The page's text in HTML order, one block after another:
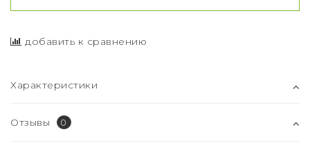
добавить к сравнению
Характеристики
Отзывы 0